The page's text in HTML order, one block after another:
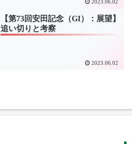
2023.06.02
【第73回安田記念（GI）：展望】
追い切りと考察
2023.06.02